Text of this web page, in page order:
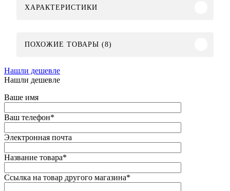
ХАРАКТЕРИСТИКИ
ПОХОЖИЕ ТОВАРЫ (8)
Нашли дешевле
Нашли дешевле
Ваше имя
Ваш телефон*
Электронная почта
Название товара*
Ссылка на товар другого магазина*